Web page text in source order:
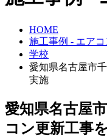
HOME
施工事例 - エア
学校
愛知県名古屋市
実施
愛知県名古屋
コン更新工事